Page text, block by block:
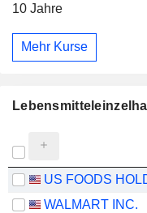
10 Jahre
Mehr Kurse
WALMART INC.